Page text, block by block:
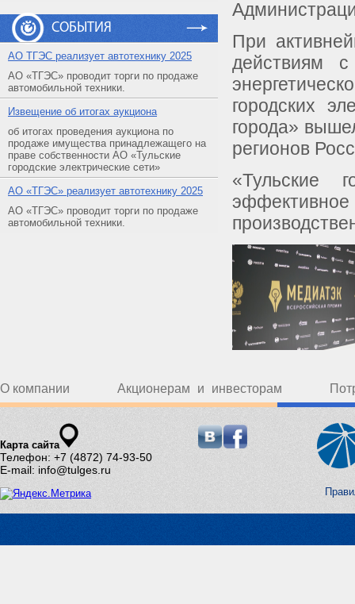
СОБЫТИЯ
АO ТГЭС реализует автотехнику 2025
АО «ТГЭС» проводит торги по продаже
автомобильной техники.
Извещение об итогах аукциона
об итогах проведения аукциона по
продаже имущества принадлежащего на
праве собственности АО «Тульские
городские электрические сети»
АO «ТГЭС» реализует автотехнику 2025
АО «ТГЭС» проводит торги по продаже
автомобильной техники.
При
действиям
городских
города»
регионов
«Тульские
О компании Акционерам и инвесторам
Карта сайта
Телефон: +7 (4872) 74-93-50
E-mail: info@tulges.ru